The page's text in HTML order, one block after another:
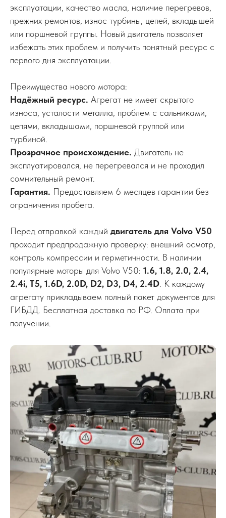
эксплуатации, качество масла, наличие перегревов,
прежних ремонтов, износ турбины, цепей, вкладышей
или поршневой группы. Новый двигатель позволяет
избежать этих проблем и получить понятный ресурс с
первого дня эксплуатации.
Преимущества нового мотора:
Надёжный ресурс. Агрегат не имеет скрытого
износа, усталости металла, проблем с сальниками,
цепями, вкладышами, поршневой группой или
турбиной.
Прозрачное происхождение. Двигатель не
эксплуатировался, не перегревался и не проходил
сомнительный ремонт.
Гарантия. Предоставляем 6 месяцев гарантии без
ограничения пробега.
Перед отправкой каждый двигатель для Volvo V50
проходит предпродажную проверку: внешний осмотр,
контроль компрессии и герметичности. В наличии
популярные моторы для Volvo V50: 1.6, 1.8, 2.0, 2.4,
2.4i, T5, 1.6D, 2.0D, D2, D3, D4, 2.4D . К каждому
агрегату прикладываем полный пакет документов для
ГИБДД. Бесплатная доставка по РФ. Оплата при
получении.